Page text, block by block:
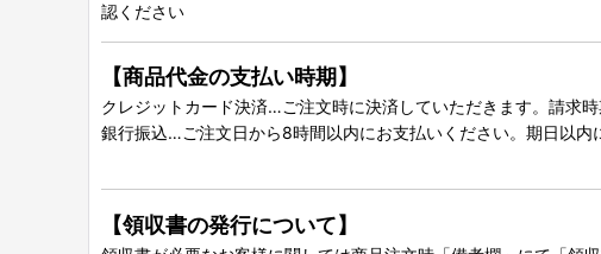
認ください
【商品代金の支払い時期】
クレジットカード決済…ご注文時に決済していただきます。請求
銀行振込…ご注文日から8時間以内にお支払いください。期日以
【領収書の発行について】